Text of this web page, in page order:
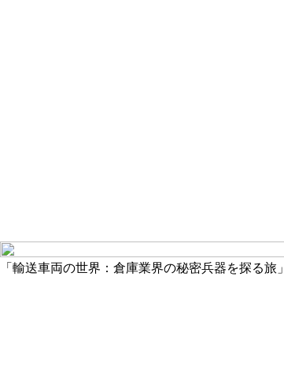
「輸送車両の世界：倉庫業界の秘密兵器を探る旅」